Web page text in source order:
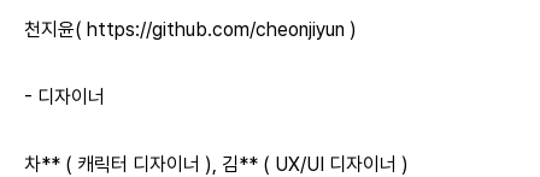
천지윤( https://github.com/cheonjiyun )
- 디자이너
차** ( 캐릭터 디자이너 ), 김** ( UX/UI 디자이너 )